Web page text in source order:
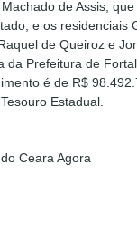
de Assis,
e os residenciais
de Queiroz e
da Prefeitura de
é de R$
Estadual.
Ceara Agora